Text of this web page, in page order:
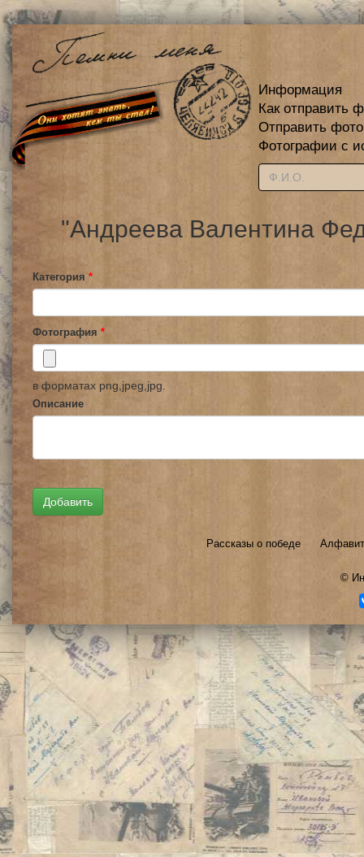
Информация
Как отправить
Отправить
Фотографии с
"Андреева Валентина
Категория *
Фотография *
в форматах png,jpeg,jpg.
Описание
Рассказы о победе
©